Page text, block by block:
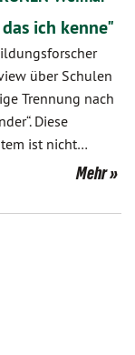
ich kenne"
über Schulen
Trennung nach
Diese
ist nicht…
Mehr